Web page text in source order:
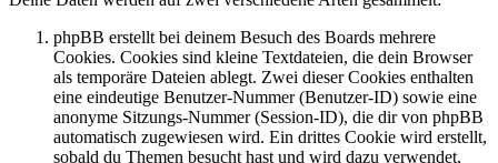
phpBB erstellt bei deinem Besuch des Boards mehrere
Cookies. Cookies sind kleine Textdateien, die dein Browser
als temporäre Dateien ablegt. Zwei dieser Cookies enthalten
eine eindeutige Benutzer-Nummer (Benutzer-ID) sowie eine
anonyme Sitzungs-Nummer (Session-ID), die dir von phpBB
automatisch zugewiesen wird. Ein drittes Cookie wird erstellt,
sobald du Themen besucht hast und wird dazu verwendet,